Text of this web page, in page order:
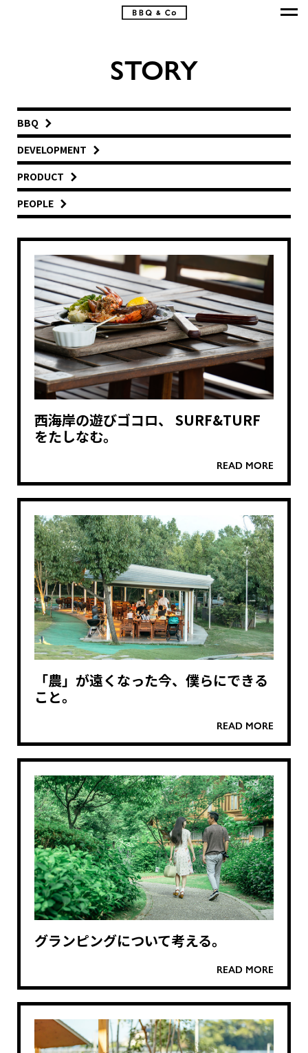
STORY
BBQ
DEVELOPMENT
PRODUCT
PEOPLE
西海岸の遊びゴコロ、 SURF&TURF
をたしなむ。
READ MORE
「農」が遠くなった今、僕らにできる
こと。
READ MORE
グランピングについて考える。
READ MORE